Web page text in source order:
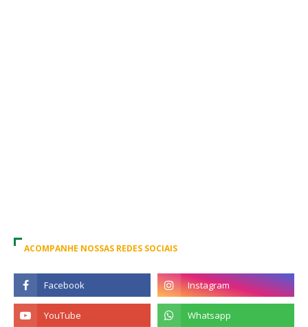
ACOMPANHE NOSSAS REDES SOCIAIS